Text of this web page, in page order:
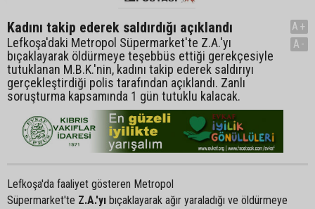
Kadını takip ederek saldırdığı açıklandı
Lefkoşa'daki Metropol Süpermarket'te Z.A.'yı
bıçaklayarak öldürmeye teşebbüs ettiği gerekçesiyle
tutuklanan M.B.K.'nin, kadını takip ederek saldırıyı
gerçekleştirdiği polis tarafından açıklandı. Zanlı
soruşturma kapsamında 1 gün tutuklu kalacak.
A+
A-
Lefkoşa'da faaliyet gösteren Metropol
Süpermarket'te Z.A.'yı bıçaklayarak ağır yaraladığı ve öldürmeye